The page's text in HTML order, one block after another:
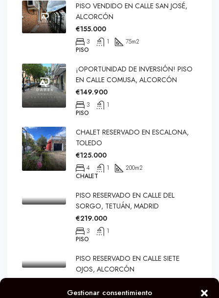
Gestionar consentimiento
PISO VENDIDO EN CALLE SAN JOSÉ,
ALCORCÓN
€155.000
3 1 75m2
PISO
¡OPORTUNIDAD DE INVERSIÓN! PISO
EN CALLE COMUSA, ALCORCÓN
€149.900
3
1
PISO
CHALET RESERVADO EN ESCALONA,
TOLEDO
€125.000
4 1 200m2
CHALET
PISO RESERVADO EN CALLE DEL
SORGO, TETUÁN, MADRID
€219.000
3
1
PISO
PISO RESERVADO EN CALLE SIETE
OJOS, ALCORCÓN
€259.900
3 1 80m2